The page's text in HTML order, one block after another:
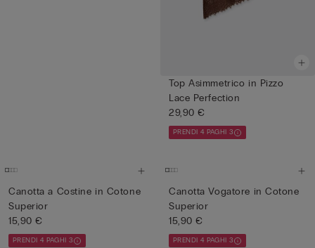
Top Asimmetrico in Pizzo
Lace Perfection
29,90 €
PRENDI 4 PAGHI 3
Canotta a Costine in Cotone
Superior
15,90 €
PRENDI 4 PAGHI 3
Canotta Vogatore in Cotone
Superior
15,90 €
PRENDI 4 PAGHI 3